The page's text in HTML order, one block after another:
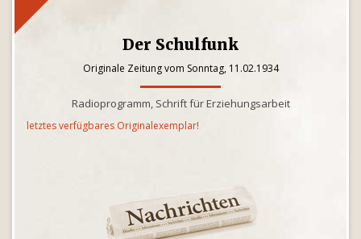
Der Schulfunk
Originale Zeitung vom Sonntag, 11.02.1934
Radioprogramm, Schrift für Erziehungsarbeit
letztes verfügbares Originalexemplar!